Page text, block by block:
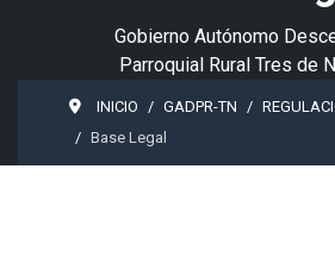
Gobierno Autónomo
Parroquial Rural Tres de
INICIO GADPR-TN
Base Legal